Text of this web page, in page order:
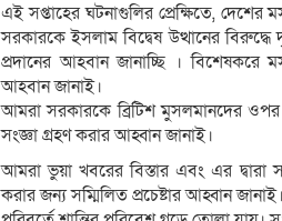
এই সপ্তাহের ঘটনাগুলির প্রেক্ষিতে, দেশের
সরকারকে ইসলাম বিদ্বেষ উত্থানের
প্রদানের আহবান জানাচ্ছি । বিশেষকরে
আহবান জানাই।
আমরা সরকারকে ব্রিটিশ মুসলমানদের ওপর
সংজ্ঞা গ্রহণ করার আহ্বান জানাই।
আমরা ভুয়া খবরের বিস্তার এবং এর দ্বারা
করার জন্য সম্মিলিত প্রচেষ্টার আহ্বান